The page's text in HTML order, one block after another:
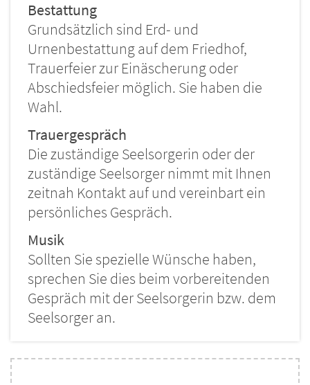
Bestattung
Grundsätzlich sind Erd- und
Urnenbestattung auf dem Friedhof,
Trauerfeier zur Einäscherung oder
Abschiedsfeier möglich. Sie haben die
Wahl.
Trauergespräch
Die zuständige Seelsorgerin oder der
zuständige Seelsorger nimmt mit Ihnen
zeitnah Kontakt auf und vereinbart ein
persönliches Gespräch.
Musik
Sollten Sie spezielle Wünsche haben,
sprechen Sie dies beim vorbereitenden
Gespräch mit der Seelsorgerin bzw. dem
Seelsorger an.